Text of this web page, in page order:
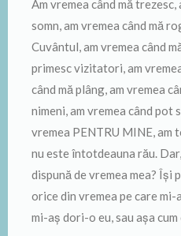
Am vremea când mă trezesc,
somn, am vremea când mă
Cuvântul, am vremea când
primesc vizitatori, am
când mă plâng, am vremea
nimeni, am vremea când pot
vremea PENTRU MINE, am
nu este întotdeauna rău.
dispună de vremea mea? Își
orice din vremea pe care
mi-aș dori-o eu, sau așa cum